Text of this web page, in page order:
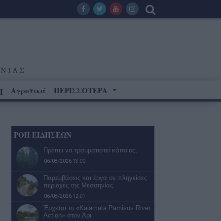
Αγροτικά ΠΕΡΙΣΣΟΤΕΡΑ
ΡΟΗ ΕΙΔΗΣΕΩΝ
Πρέπει να τραυματιστεί κάποιος;
06/08/2026 13:00
Παρεμβάσεις και έργα σε πληγείσες
περιοχές της Μεσσηνίας
06/08/2026 12:01
Έρχεται το «Kalamata Pamisos River
Action» στον Άρι